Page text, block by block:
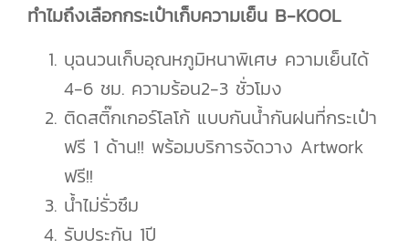
ทำไมถึงเลือกกระเป๋าเก็บความเย็น B-KOOL
บุฉนวนเก็บอุณหภูมิหนาพิเศษ ความเย็นได้
4-6 ชม. ความร้อน2-3 ชั่วโมง
ติดสติ๊กเกอร์โลโก้ แบบกันน้ำกันฝนที่กระเป๋า
ฟรี 1 ด้าน!! พร้อมบริการจัดวาง Artwork
ฟรี!!
น้ำไม่รั่วซึม
รับประกัน 1ปี